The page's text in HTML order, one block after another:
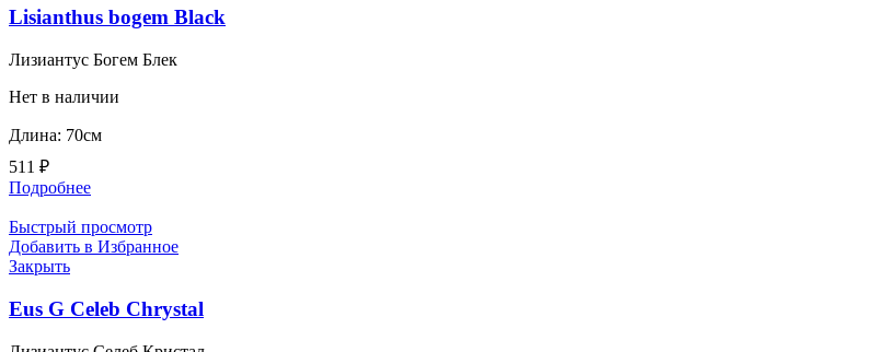
Lisianthus bogem Black
Лизиантус Богем Блек
Нет в наличии
Длина: 70см
511 ₽
Подробнее
Быстрый просмотр
Добавить в Избранное
Закрыть
Eus G Celeb Chrystal